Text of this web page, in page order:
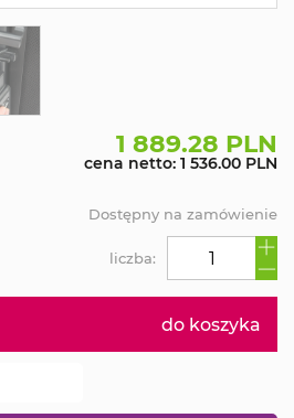
1 889.28 PLN
cena netto: 1 536.00 PLN
do koszyka
liczba:
Dostępny na zamówienie